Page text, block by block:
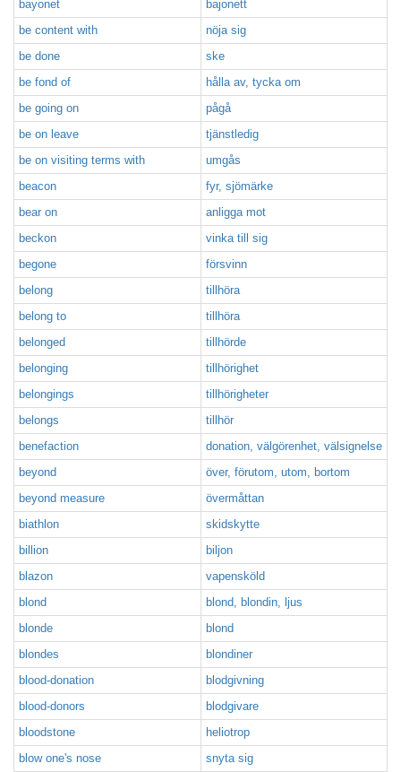
bayonet
bajonett
be content with
nöja sig
be done
ske
be fond of
hålla av, tycka om
be going on
pågå
be on leave
tjänstledig
be on visiting terms with
umgås
beacon
fyr, sjömärke
bear on
anligga mot
beckon
vinka till sig
begone
försvinn
belong
tillhöra
belong to
tillhöra
belonged
tillhörde
belonging
tillhörighet
belongings
tillhörigheter
belongs
tillhör
benefaction
donation, välgörenhet, välsignelse
beyond
över, förutom, utom, bortom
beyond measure
övermåttan
biathlon
skidskytte
billion
biljon
blazon
vapensköld
blond
blond, blondin, ljus
blonde
blond
blondes
blondiner
blood-donation
blodgivning
blood-donors
blodgivare
bloodstone
heliotrop
blow one's nose
snyta sig